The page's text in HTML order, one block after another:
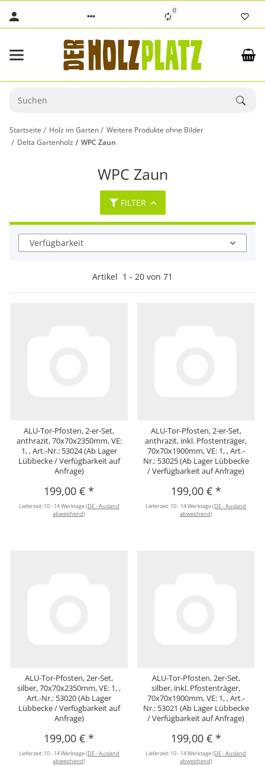
0
Startseite Holz im Garten
Weitere Produkte ohne Bilder
Delta Gartenholz
WPC Zaun
WPC Zaun
FILTER
Verfügbarkeit
Artikel 1 - 20 von 71
ALU-Tor-Pfosten, 2-er-Set,
anthrazit, 70x70x2350mm, VE:
1, , Art.-Nr.: 53024 (Ab Lager
Lübbecke / Verfügbarkeit auf
Anfrage)
199,00 €*
Lieferzeit: 10 - 14 Werktage(DE - Ausland
abweichend)
ALU-Tor-Pfosten, 2-er-Set,
anthrazit, inkl. Pfostenträger,
70x70x1900mm, VE: 1, , Art.-
Nr.: 53025 (Ab Lager Lübbecke
/ Verfügbarkeit auf Anfrage)
199,00 € *
Lieferzeit: 10 - 14 Werktage(DE - Ausland
abweichend)
ALU-Tor-Pfosten, 2er-Set,
silber, 70x70x2350mm, VE: 1, ,
Art.-Nr.: 53020 (Ab Lager
Lübbecke / Verfügbarkeit auf
Anfrage)
199,00 €*
Lieferzeit: 10 - 14 Werktage(DE - Ausland
abweichend)
ALU-Tor-Pfosten, 2er-Set,
silber, inkl. Pfostenträger,
70x70x1900mm, VE: 1, , Art.-
Nr.: 53021 (Ab Lager Lübbecke
/ Verfügbarkeit auf Anfrage)
199,00 € *
Lieferzeit: 10 - 14 Werktage(DE - Ausland
abweichend)